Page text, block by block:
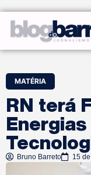
MATÉRIA
RN terá
Bruno Barreto 15